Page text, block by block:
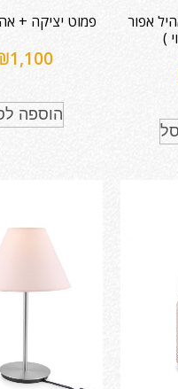
אפור
)
פמוט יציקה +
1,100
הוספה